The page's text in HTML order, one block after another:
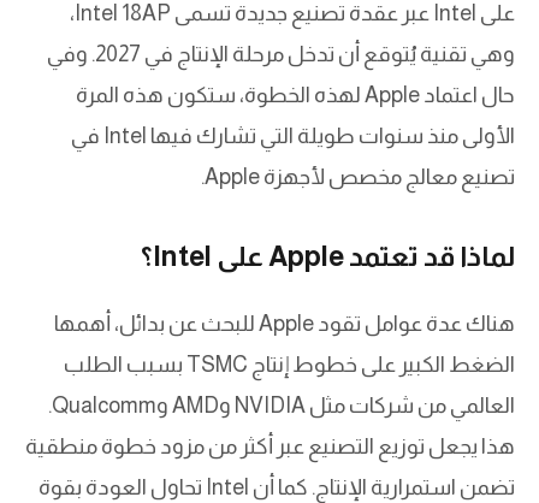
على Intel عبر عقدة تصنيع جديدة تسمى Intel 18AP،
وهي تقنية يُتوقع أن تدخل مرحلة الإنتاج في 2027. وفي
حال اعتماد Apple لهذه الخطوة، ستكون هذه المرة
الأولى منذ سنوات طويلة التي تشارك فيها Intel في
تصنيع معالج مخصص لأجهزة Apple.
لماذا قد تعتمد Apple على Intel؟
هناك عدة عوامل تقود Apple للبحث عن بدائل، أهمها
الضغط الكبير على خطوط إنتاج TSMC بسبب الطلب
العالمي من شركات مثل NVIDIA وAMD وQualcomm.
هذا يجعل توزيع التصنيع عبر أكثر من مزود خطوة منطقية
تضمن استمرارية الإنتاج. كما أن Intel تحاول العودة بقوة